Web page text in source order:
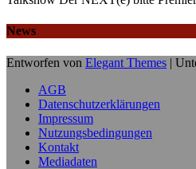
News
Entworfen von Elegant Themes |
AGB
Datenschutzerklärungen
Impressum
Nutzungsbedingungen
Kontakt
Mediadaten